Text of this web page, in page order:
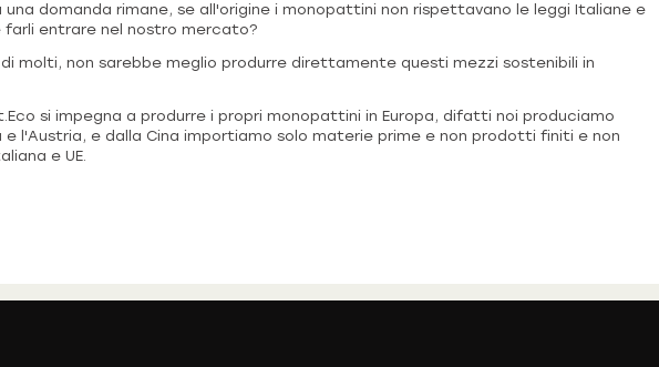
domanda rimane, se all'origine i monopattini non rispettavano le leggi Italiane e
farli entrare nel nostro mercato?
molti, non sarebbe meglio produrre direttamente questi mezzi sostenibili in
si impegna a produrre i propri monopattini in Europa, difatti noi produciamo
l'Austria, e dalla Cina importiamo solo materie prime e non prodotti finiti e non
e UE.